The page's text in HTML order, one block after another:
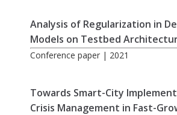
Analysis of Regularization in
Models on Testbed
Conference paper | 2021
Towards Smart-City
Crisis Management in Fast-